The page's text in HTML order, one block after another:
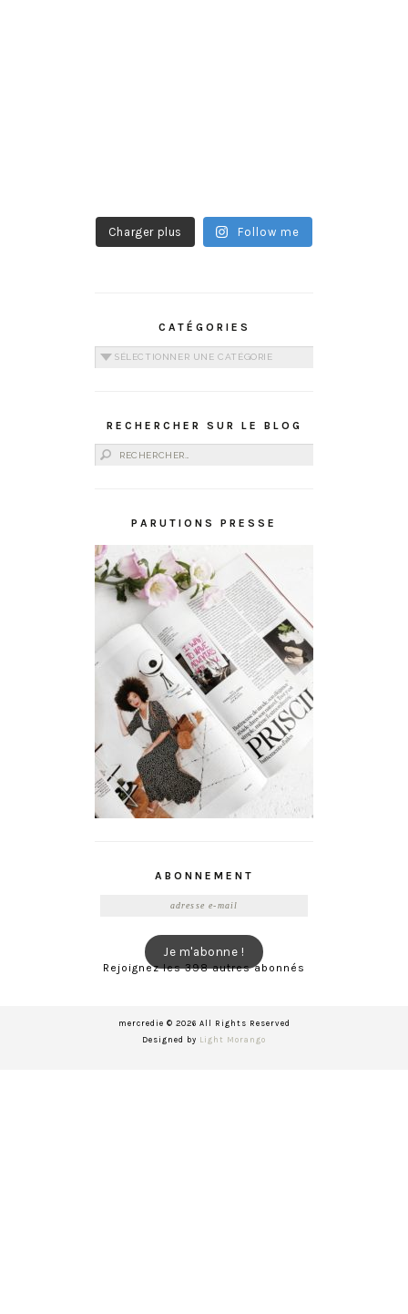
Charger plus Follow me
CATÉGORIES
Catégories
RECHERCHER SUR LE BLOG
Rechercher :
PARUTIONS PRESSE
ABONNEMENT
Je m'abonne !
Rejoignez les 398 autres abonnés
mercredie © 2026 All Rights Reserved
Designed by Light Morango